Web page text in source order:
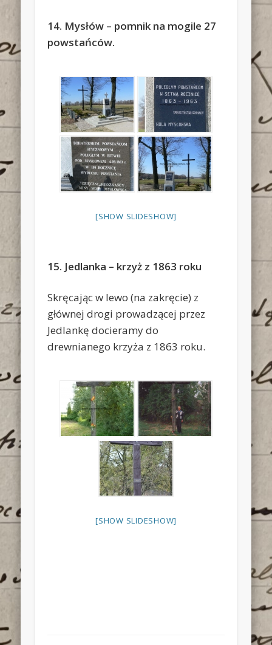
14. Mysłów – pomnik na mogile 27
powstańców.
[SHOW SLIDESHOW]
15. Jedlanka – krzyż z 1863 roku
Skręcając w lewo (na zakręcie) z
głównej drogi prowadzącej przez
Jedlankę docieramy do
drewnianego krzyża z 1863 roku.
[SHOW SLIDESHOW]